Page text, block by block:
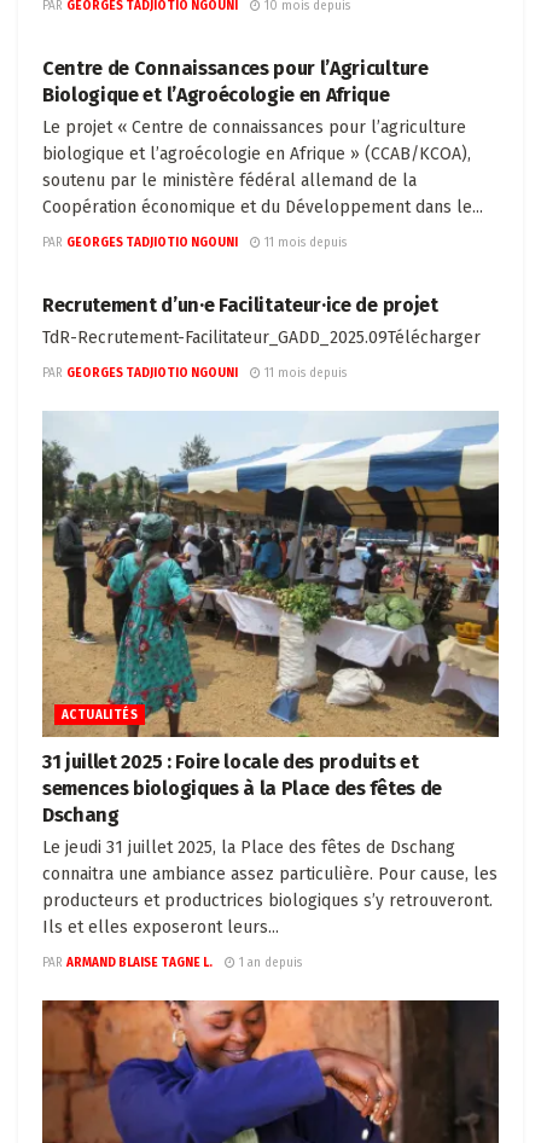
PAR GEORGES TADJIOTIO NGOUNI
10 mois depuis
Centre de Connaissances pour l’Agriculture
Biologique et l’Agroécologie en Afrique
Le projet « Centre de connaissances pour l’agriculture
biologique et l’agroécologie en Afrique » (CCAB/KCOA),
soutenu par le ministère fédéral allemand de la
Coopération économique et du Développement dans le...
PAR GEORGES TADJIOTIO NGOUNI
11 mois depuis
Recrutement d’un·e Facilitateur·ice de projet
TdR-Recrutement-Facilitateur_GADD_2025.09Télécharger
PAR GEORGES TADJIOTIO NGOUNI 11 mois depuis
ACTUALITÉS
31 juillet 2025 : Foire locale des produits et
semences biologiques à la Place des fêtes de
Dschang
Le jeudi 31 juillet 2025, la Place des fêtes de Dschang
connaitra une ambiance assez particulière. Pour cause, les
producteurs et productrices biologiques s’y retrouveront.
Ils et elles exposeront leurs...
PAR ARMAND BLAISE TAGNE L. 1 an depuis